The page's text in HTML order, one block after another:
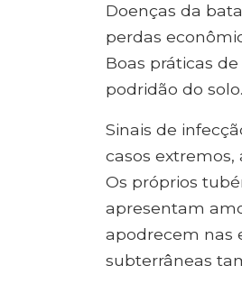
Doenças da
perdas
Boas práticas
podridão do solo.
Sinais de
casos
Os próprios
apresentam
apodrecem nas
subterrâneas